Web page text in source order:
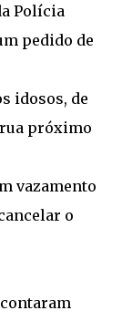
Polícia
pedido de
idosos, de
rua próximo
vazamento
o